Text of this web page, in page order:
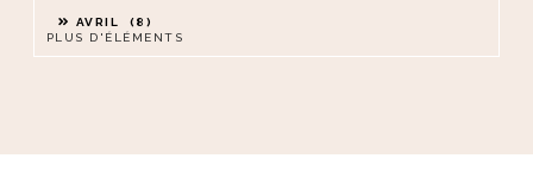
AVRIL
8
PLUS D'ÉLÉMENTS